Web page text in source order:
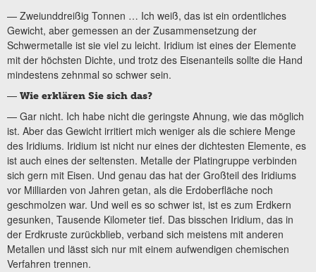
— Zweiunddreißig Tonnen … Ich weiß, das ist ein ordentliches
Gewicht, aber gemessen an der Zusammensetzung der
Schwermetalle ist sie viel zu leicht. Iridium ist eines der Elemente
mit der höchsten Dichte, und trotz des Eisenanteils sollte die Hand
mindestens zehnmal so schwer sein.
— Wie erklären Sie sich das?
— Gar nicht. Ich habe nicht die geringste Ahnung, wie das möglich
ist. Aber das Gewicht irritiert mich weniger als die schiere Menge
des Iridiums. Iridium ist nicht nur eines der dichtesten Elemente, es
ist auch eines der seltensten. Metalle der Platingruppe verbinden
sich gern mit Eisen. Und genau das hat der Großteil des Iridiums
vor Milliarden von Jahren getan, als die Erdoberfläche noch
geschmolzen war. Und weil es so schwer ist, ist es zum Erdkern
gesunken, Tausende Kilometer tief. Das bisschen Iridium, das in
der Erdkruste zurückblieb, verband sich meistens mit anderen
Metallen und lässt sich nur mit einem aufwendigen chemischen
Verfahren trennen.